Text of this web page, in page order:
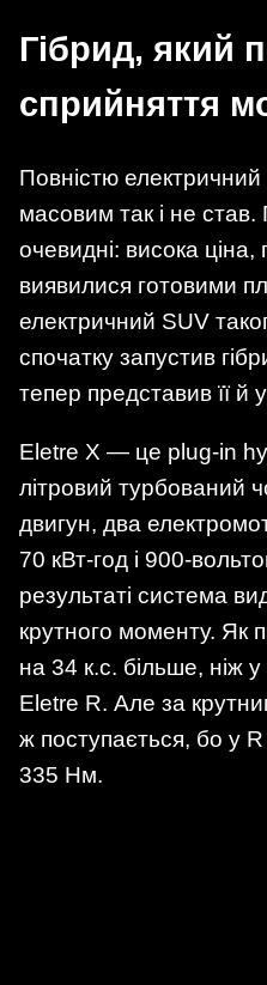
Гібрид, який
сприйняття
Повністю
масовим так і не
очевидні: висока ціна,
виявилися готовими
електричний SUV
спочатку запустив
тепер представив її й
Eletre X — це plug-in
літровий турбований
двигун, два
70 кВт-год і 900-
результаті система
крутного моменту. Як
на 34 к.с. більше, ніж
Eletre R. Але за
ж поступається, бо у
335 Нм.